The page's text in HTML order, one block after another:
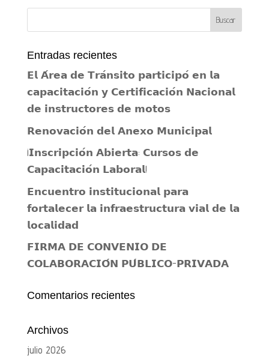
Entradas recientes
𝗘𝗹 𝗔́𝗿𝗲𝗮 𝗱𝗲 𝗧𝗿𝗮́𝗻𝘀𝗶𝘁𝗼 𝗽𝗮𝗿𝘁𝗶𝗰𝗶𝗽𝗼́ 𝗲𝗻 𝗹𝗮
𝗰𝗮𝗽𝗮𝗰𝗶𝘁𝗮𝗰𝗶𝗼́𝗻 𝘆 𝗖𝗲𝗿𝘁𝗶𝗳𝗶𝗰𝗮𝗰𝗶𝗼́𝗻 𝗡𝗮𝗰𝗶𝗼𝗻𝗮𝗹
𝗱𝗲 𝗶𝗻𝘀𝘁𝗿𝘂𝗰𝘁𝗼𝗿𝗲𝘀 𝗱𝗲 𝗺𝗼𝘁𝗼𝘀
𝗥𝗲𝗻𝗼𝘃𝗮𝗰𝗶𝗼́𝗻 𝗱𝗲𝗹 𝗔𝗻𝗲𝘅𝗼 𝗠𝘂𝗻𝗶𝗰𝗶𝗽𝗮𝗹
¡𝗜𝗻𝘀𝗰𝗿𝗶𝗽𝗰𝗶𝗼́𝗻 𝗔𝗯𝗶𝗲𝗿𝘁𝗮: 𝗖𝘂𝗿𝘀𝗼𝘀 𝗱𝗲
𝗖𝗮𝗽𝗮𝗰𝗶𝘁𝗮𝗰𝗶𝗼́𝗻 𝗟𝗮𝗯𝗼𝗿𝗮𝗹!
𝗘𝗻𝗰𝘂𝗲𝗻𝘁𝗿𝗼 𝗶𝗻𝘀𝘁𝗶𝘁𝘂𝗰𝗶𝗼𝗻𝗮𝗹 𝗽𝗮𝗿𝗮
𝗳𝗼𝗿𝘁𝗮𝗹𝗲𝗰𝗲𝗿 𝗹𝗮 𝗶𝗻𝗳𝗿𝗮𝗲𝘀𝘁𝗿𝘂𝗰𝘁𝘂𝗿𝗮 𝘃𝗶𝗮𝗹 𝗱𝗲 𝗹𝗮
𝗹𝗼𝗰𝗮𝗹𝗶𝗱𝗮𝗱
𝗙𝗜𝗥𝗠𝗔 𝗗𝗘 𝗖𝗢𝗡𝗩𝗘𝗡𝗜𝗢 𝗗𝗘
𝗖𝗢𝗟𝗔𝗕𝗢𝗥𝗔𝗖𝗜𝗢́𝗡 𝗣𝗨́𝗕𝗟𝗜𝗖𝗢-𝗣𝗥𝗜𝗩𝗔𝗗𝗔
Comentarios recientes
Archivos
julio 2026